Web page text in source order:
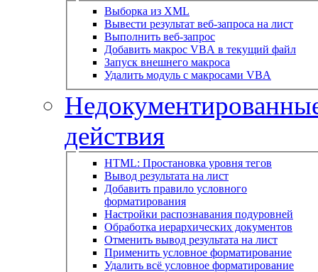
Выборка из XML
Вывести результат веб-запроса на лист
Выполнить веб-запрос
Добавить макрос VBA в текущий файл
Запуск внешнего макроса
Удалить модуль с макросами VBA
действия
HTML: Простановка уровня тегов
Вывод результата на лист
Добавить правило условного
форматирования
Настройки распознавания подуровней
Обработка иерархических документов
Отменить вывод результата на лист
Применить условное форматирование
Удалить всё условное форматирование